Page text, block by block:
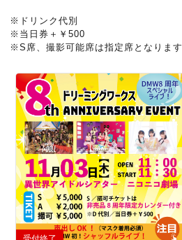
※ドリンク代別
※当日券＋￥500
※S席、撮影可能席は指定席となります